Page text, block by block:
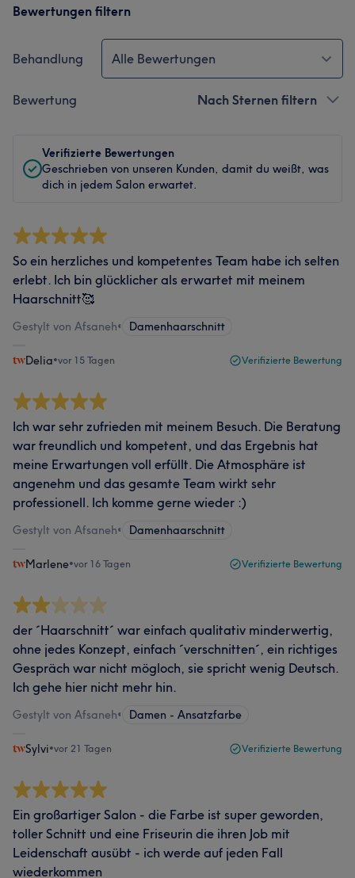
Bewertungen filtern
Behandlung Alle Bewertungen
Bewertung Nach Sternen filtern
Verifizierte Bewertungen
Geschrieben von unseren Kunden, damit du weißt, was
dich in jedem Salon erwartet.
So ein herzliches und kompetentes Team habe ich selten
erlebt. Ich bin glücklicher als erwartet mit meinem
Haarschnitt🥰
Gestylt von Afsaneh• Damenhaarschnitt
Delia•vor 15 Tagen Verifizierte Bewertung
Ich war sehr zufrieden mit meinem Besuch. Die Beratung
war freundlich und kompetent, und das Ergebnis hat
meine Erwartungen voll erfüllt. Die Atmosphäre ist
angenehm und das gesamte Team wirkt sehr
professionell. Ich komme gerne wieder :)
Gestylt von Afsaneh• Damenhaarschnitt
Marlene•vor 16 Tagen Verifizierte Bewertung
der ´Haarschnitt´ war einfach qualitativ minderwertig,
ohne jedes Konzept, einfach ´verschnitten´, ein richtiges
Gespräch war nicht mögloch, sie spricht wenig Deutsch.
Ich gehe hier nicht mehr hin.
Gestylt von Afsaneh• Damen - Ansatzfarbe
Sylvi•vor 21 Tagen Verifizierte Bewertung
Ein großartiger Salon - die Farbe ist super geworden,
toller Schnitt und eine Friseurin die ihren Job mit
Leidenschaft ausübt - ich werde auf jeden Fall
wiederkommen